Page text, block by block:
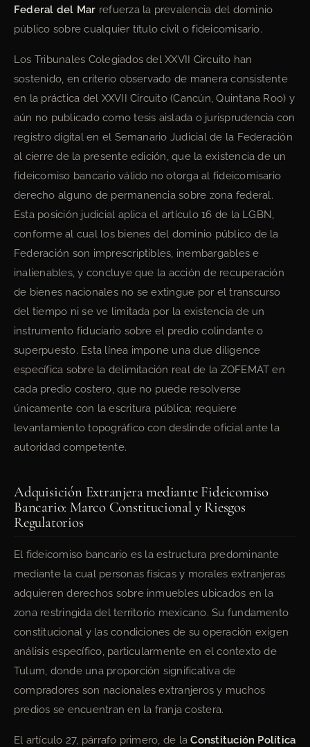
Federal del Mar refuerza la prevalencia del dominio
público sobre cualquier título civil o fideicomisario.
Los Tribunales Colegiados del XXVII Circuito han
sostenido, en criterio observado de manera consistente
en la práctica del XXVII Circuito (Cancún, Quintana Roo) y
aún no publicado como tesis aislada o jurisprudencia con
registro digital en el Semanario Judicial de la Federación
al cierre de la presente edición, que la existencia de un
fideicomiso bancario válido no otorga al fideicomisario
derecho alguno de permanencia sobre zona federal.
Esta posición judicial aplica el artículo 16 de la LGBN,
conforme al cual los bienes del dominio público de la
Federación son imprescriptibles, inembargables e
inalienables, y concluye que la acción de recuperación
de bienes nacionales no se extingue por el transcurso
del tiempo ni se ve limitada por la existencia de un
instrumento fiduciario sobre el predio colindante o
superpuesto. Esta línea impone una due diligence
específica sobre la delimitación real de la ZOFEMAT en
cada predio costero, que no puede resolverse
únicamente con la escritura pública; requiere
levantamiento topográfico con deslinde oficial ante la
autoridad competente.
Adquisición Extranjera mediante Fideicomiso
Bancario: Marco Constitucional y Riesgos
Regulatorios
El fideicomiso bancario es la estructura predominante
mediante la cual personas físicas y morales extranjeras
adquieren derechos sobre inmuebles ubicados en la
zona restringida del territorio mexicano. Su fundamento
constitucional y las condiciones de su operación exigen
análisis específico, particularmente en el contexto de
Tulum, donde una proporción significativa de
compradores son nacionales extranjeros y muchos
predios se encuentran en la franja costera.
El artículo 27, párrafo primero, de laConstitución Política